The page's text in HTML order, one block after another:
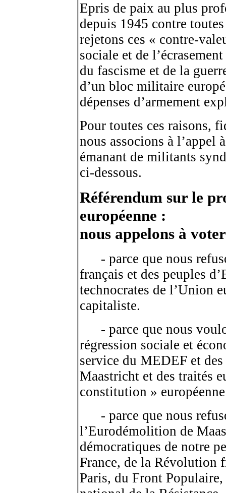
Epris de paix au plus
depuis 1945 contre
rejetons ces « contre-
sociale et de
du fascisme et de la
d’un bloc militaire
dépenses d’armement
Pour toutes ces raisons,
nous associons à l’appel
émanant de militants
ci-dessous.
Référendum sur le
européenne :
nous appelons à
- parce que nous
français et des peuples
technocrates de l’Union
capitaliste.
- parce que nous
régression sociale et
service du MEDEF et
Maastricht et des traités
constitution »
- parce que nous
l’Eurodémolition de
démocratiques de notre
France, de la Révolution
Paris, du Front